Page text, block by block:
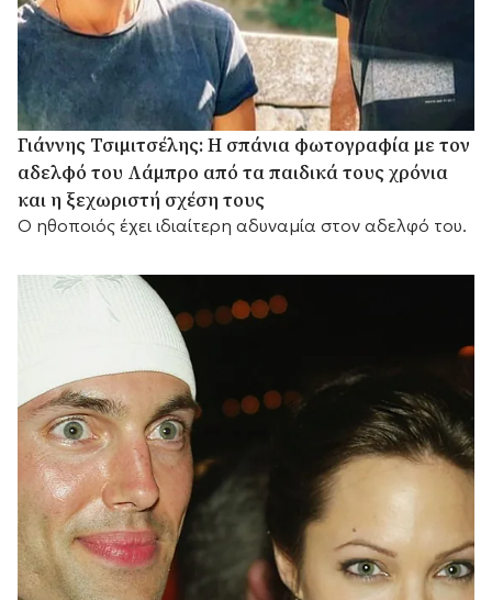
Γιάννης Τσιμιτσέλης: Η σπάνια φωτογραφία με τον
αδελφό του Λάμπρο από τα παιδικά τους χρόνια
και η ξεχωριστή σχέση τους
Ο ηθοποιός έχει ιδιαίτερη αδυναμία στον αδελφό του.